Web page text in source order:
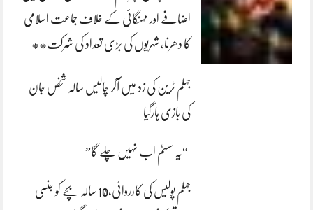
اضافے اور مہنگائی کے خلاف جماعت اسلامی
کا دھرنا، شہریوں کی بڑی تعداد کی شرکت**
جہلم ٹرین کی زد میں آکر چالیس سالہ شخص جان
کی بازی ہارگیا
“یہ سسٹم اب نہیں چلے گا”
جہلم پولیس کی کارروائی،10 سالہ بچے کو جنسی